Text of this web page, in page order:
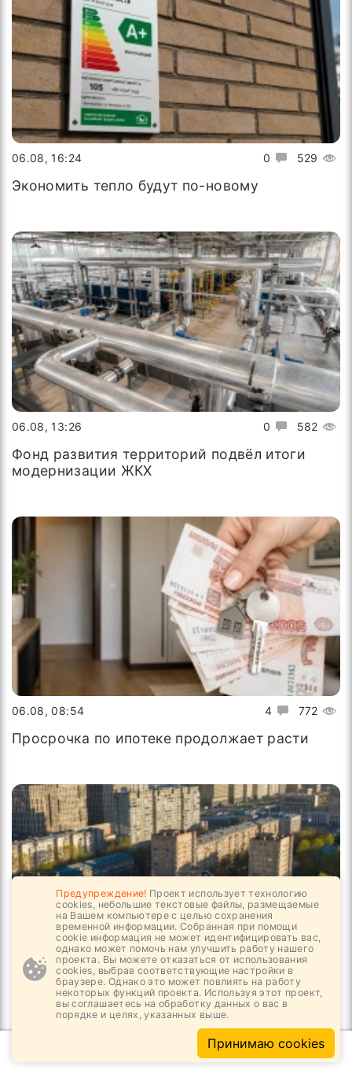
0 529
06.08, 16:24
Экономить тепло будут по-новому
0 582
06.08, 13:26
Фонд развития территорий подвёл итоги
модернизации ЖКХ
4 772
06.08, 08:54
Просрочка по ипотеке продолжает расти
3 792
05.08, 16:26
Государство открывает новые площадки для
застройщиков
Предупреждение! Проект использует технологию
cookies, небольшие текстовые файлы, размещаемые
на Вашем компьютере с целью сохранения
временной информации. Собранная при помощи
cookie информация не может идентифицировать вас,
однако может помочь нам улучшить работу нашего
проекта. Вы можете отказаться от использования
cookies, выбрав соответствующие настройки в
браузере. Однако это может повлиять на работу
некоторых функций проекта. Используя этот проект,
вы соглашаетесь на обработку данных о вас в
порядке и целях, указанных выше.
Принимаю cookies